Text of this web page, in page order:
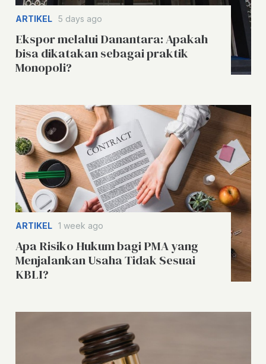
ARTIKEL 5 days ago
Ekspor melalui Danantara: Apakah
bisa dikatakan sebagai praktik
Monopoli?
ARTIKEL 1 week ago
Apa Risiko Hukum bagi PMA yang
Menjalankan Usaha Tidak Sesuai
KBLI?